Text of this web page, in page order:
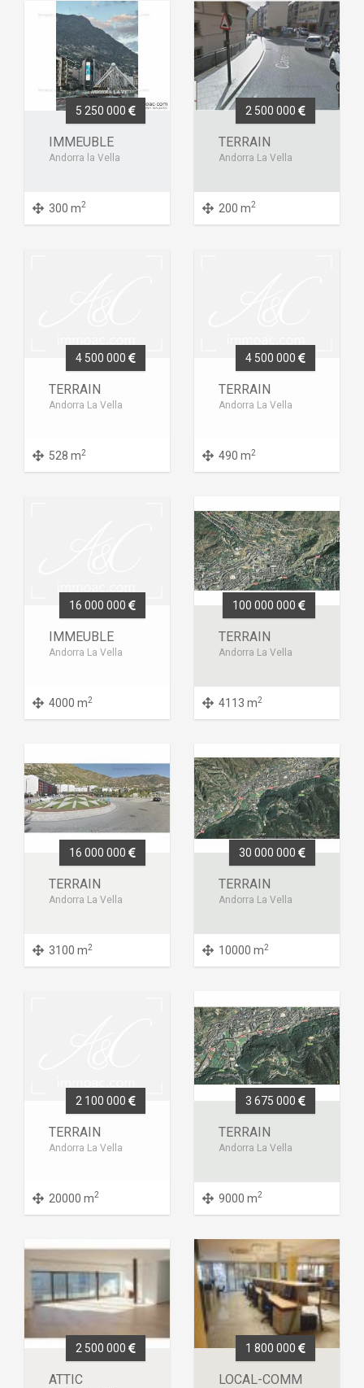
5 250 000
IMMEUBLE
Andorra la Vella
300 m2
2 500 000
TERRAIN
Andorra La Vella
200 m2
4 500 000
TERRAIN
Andorra La Vella
528 m2
4 500 000
TERRAIN
Andorra La Vella
490 m2
16 000 000
IMMEUBLE
Andorra La Vella
4000 m2
100 000 000
TERRAIN
Andorra La Vella
4113 m2
16 000 000
TERRAIN
Andorra La Vella
3100 m2
30 000 000
TERRAIN
Andorra La Vella
10000 m2
2 100 000
TERRAIN
Andorra La Vella
20000 m2
3 675 000
TERRAIN
Andorra La Vella
9000 m2
2 500 000
ATTIC
1 800 000
LOCAL-COMM